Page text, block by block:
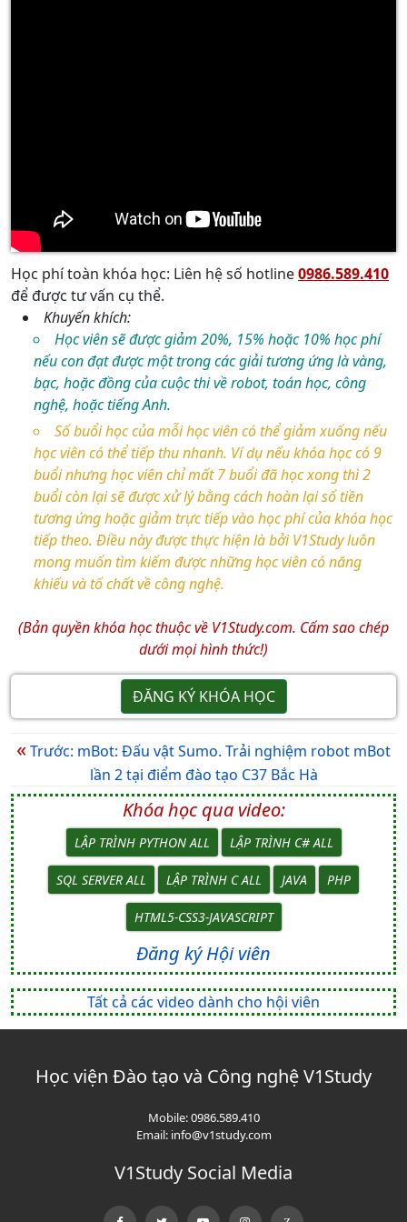
Học phí toàn khóa học: Liên hệ số hotline0986.589.410
để được tư vấn cụ thể.
Khuyến khích:
Học viên sẽ được giảm 20%, 15% hoặc 10% học phí
nếu con đạt được một trong các giải tương ứng là vàng,
bạc, hoặc đồng của cuộc thi về robot, toán học, công
nghệ, hoặc tiếng Anh.
Số buổi học của mỗi học viên có thể giảm xuống nếu
học viên có thể tiếp thu nhanh. Ví dụ nếu khóa học có 9
buổi nhưng học viên chỉ mất 7 buổi đã học xong thì 2
buổi còn lại sẽ được xử lý bằng cách hoàn lại số tiền
tương ứng hoặc giảm trực tiếp vào học phí của khóa học
tiếp theo. Điều này được thực hiện là bởi V1Study luôn
mong muốn tìm kiếm được những học viên có năng
khiếu và tố chất về công nghệ.
(Bản quyền khóa học thuộc về V1Study.com. Cấm sao chép
dưới mọi hình thức!)
ĐĂNG KÝ KHÓA HỌC
«Trước: mBot: Đấu vật Sumo. Trải nghiệm robot mBot
lần 2 tại điểm đào tạo C37 Bắc Hà
Khóa học qua video:
LẬP TRÌNH PYTHON ALL LẬP TRÌNH C# ALL
SQL SERVER ALL LẬP TRÌNH C ALL JAVA PHP
HTML5-CSS3-JAVASCRIPT
Đăng ký Hội viên
Tất cả các video dành cho hội viên
Học viện Đào tạo và Công nghệ V1Study
Mobile:0986.589.410
Email: info@v1study.com
V1Study Social Media